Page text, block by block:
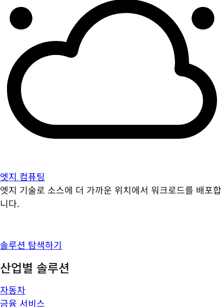
엣지 컴퓨팅
엣지 기술로 소스에 더 가까운 위치에서 워크로드를 배포합
니다.
솔루션 탐색하기
산업별 솔루션
자동차
금융 서비스